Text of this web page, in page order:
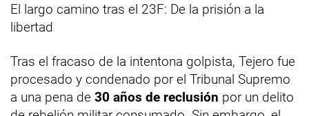
El largo camino tras el 23F: De la prisión a la
libertad
Tras el fracaso de la intentona golpista, Tejero fue
procesado y condenado por el Tribunal Supremo
a una pena de 30 años de reclusión por un delito